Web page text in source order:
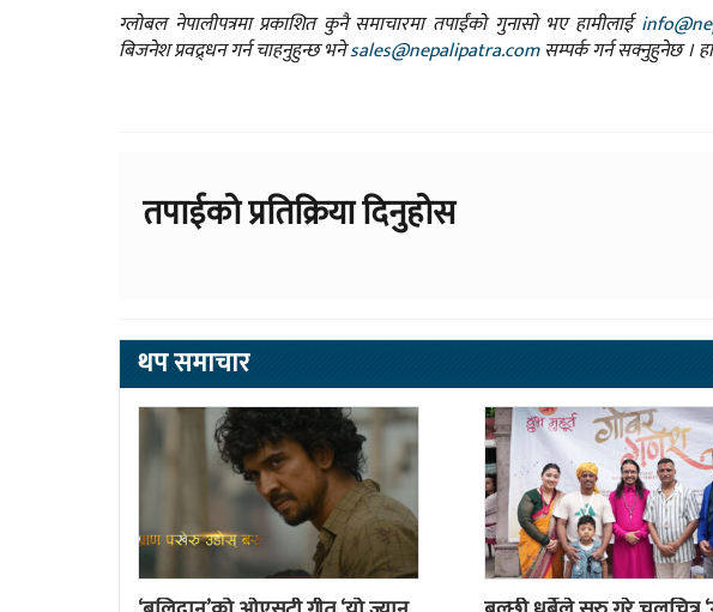
ग्लोबल नेपालीपत्रमा प्रकाशित कुनै समाचारमा तपाईंको गुनासो भए हामीलाई
बिजनेश प्रवद्र्धन गर्न चाहनुहुन्छ भनेsales@nepalipatra.comसम्पर्क गर्न सक्नुहुनेछ ।
तपाईको प्रतिक्रिया दिनुहोस
थप समाचार